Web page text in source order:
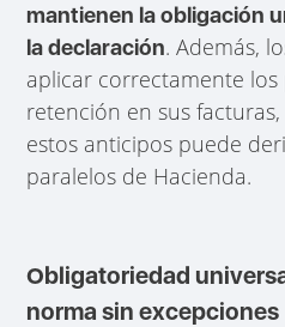
mantienen la obligación
la declaración. Además,
aplicar correctamente
retención en sus
estos anticipos puede
paralelos de Hacienda.
Obligatoriedad
norma sin excepciones